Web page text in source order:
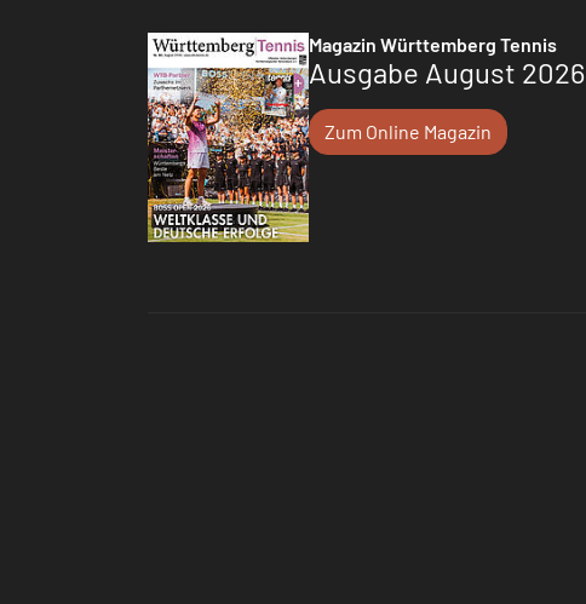
Magazin Württemberg Tennis
Ausgabe August 2026
Zum Online Magazin